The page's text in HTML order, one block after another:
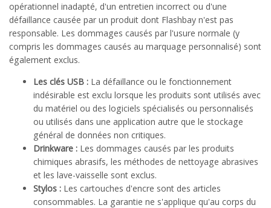
opérationnel inadapté, d'un entretien incorrect ou d'une
défaillance causée par un produit dont Flashbay n'est pas
responsable. Les dommages causés par l'usure normale (y
compris les dommages causés au marquage personnalisé) sont
également exclus.
Les clés USB : La défaillance ou le fonctionnement
indésirable est exclu lorsque les produits sont utilisés avec
du matériel ou des logiciels spécialisés ou personnalisés
ou utilisés dans une application autre que le stockage
général de données non critiques.
Drinkware : Les dommages causés par les produits
chimiques abrasifs, les méthodes de nettoyage abrasives
et les lave-vaisselle sont exclus.
Stylos : Les cartouches d'encre sont des articles
consommables. La garantie ne s'applique qu'au corps du